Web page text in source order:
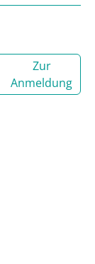
Zur
Anmeldung